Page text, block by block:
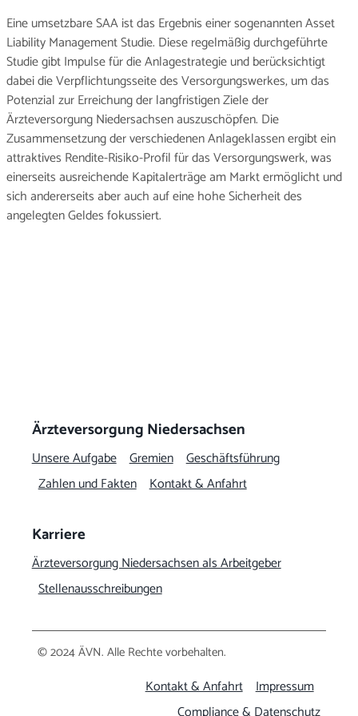
Eine umsetzbare SAA ist das Ergebnis einer sogenannten Asset
Liability Management Studie. Diese regelmäßig durchgeführte
Studie gibt Impulse für die Anlagestrategie und berücksichtigt
dabei die Verpflichtungsseite des Versorgungswerkes, um das
Potenzial zur Erreichung der langfristigen Ziele der
Ärzteversorgung Niedersachsen auszuschöpfen. Die
Zusammensetzung der verschiedenen Anlageklassen ergibt ein
attraktives Rendite-Risiko-Profil für das Versorgungswerk, was
einerseits ausreichende Kapitalerträge am Markt ermöglicht und
sich andererseits aber auch auf eine hohe Sicherheit des
angelegten Geldes fokussiert.
Ärzteversorgung Niedersachsen
Unsere Aufgabe Gremien Geschäftsführung
Zahlen und Fakten Kontakt & Anfahrt
Karriere
Ärzteversorgung Niedersachsen als Arbeitgeber
Stellenausschreibungen
© 2024 ÄVN. Alle Rechte vorbehalten.
Kontakt & Anfahrt Impressum